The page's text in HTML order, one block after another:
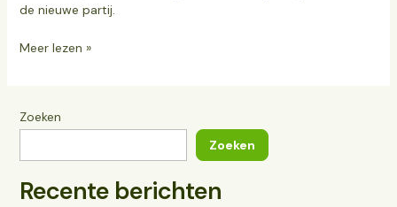
de nieuwe partij.
Meer lezen »
Zoeken
Zoeken
Recente berichten